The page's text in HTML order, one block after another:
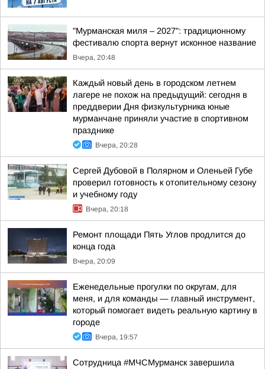
"Мурманская миля – 2027": традиционному
фестивалю спорта вернут исконное название
Вчера, 20:48
Каждый новый день в городском летнем
лагере не похож на предыдущий: сегодня в
преддверии Дня физкультурника юные
мурманчане приняли участие в спортивном
празднике
Вчера, 20:28
Сергей Дубовой в Полярном и Оленьей Губе
проверил готовность к отопительному сезону
и учебному году
Вчера, 20:18
Ремонт площади Пять Углов продлится до
конца года
Вчера, 20:09
Еженедельные прогулки по округам, для
меня, и для команды — главный инструмент,
который помогает видеть реальную картину в
городе
Вчера, 19:57
Сотрудница #МЧСМурманск завершила